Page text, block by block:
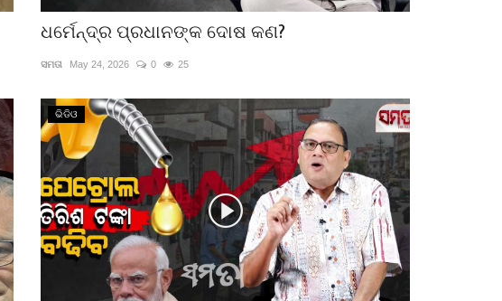
ଧର୍ମେନ୍ଦ୍ର ପ୍ରଧାନଙ୍କ ଦୋଷ କଣ?
ସମତା May 24, 2026 0 25
ଭିଡିଓ